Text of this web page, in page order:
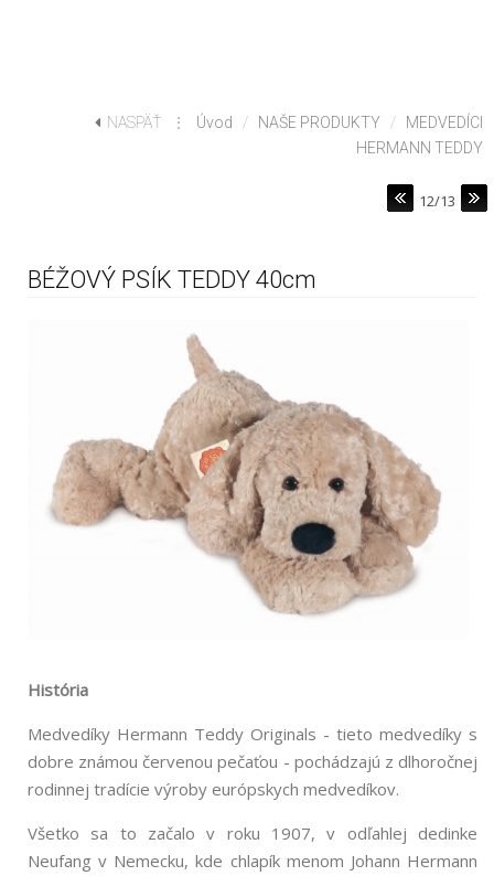
NASPÄŤ ⋮ Úvod / NAŠE PRODUKTY /
MEDVEDÍCI
HERMANN TEDDY
12/13
BÉŽOVÝ PSÍK TEDDY 40cm
História
Medvedíky Hermann Teddy Originals - tieto medvedíky s
dobre známou červenou pečaťou - pochádzajú z dlhoročnej
rodinnej tradície výroby európskych medvedíkov.
Všetko sa to začalo v roku 1907, v odľahlej dedinke
Neufang v Nemecku, kde chlapík menom Johann Hermann